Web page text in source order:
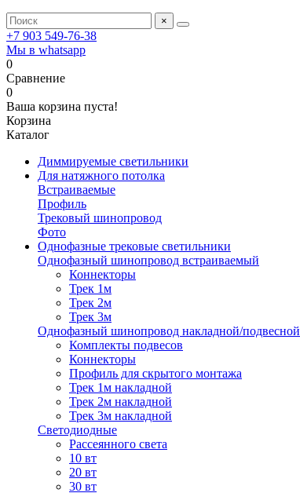
×
+7 903 549-76-38
Мы в whatsapp
0
Сравнение
0
Ваша корзина пуста!
Корзина
Каталог
Диммируемые светильники
Для натяжного потолка
Встраиваемые
Профиль
Трековый шинопровод
Фото
Однофазные трековые светильники
Однофазный шинопровод встраиваемый
Коннекторы
Трек 1м
Трек 2м
Трек 3м
Однофазный шинопровод накладной/подвесной
Комплекты подвесов
Коннекторы
Профиль для скрытого монтажа
Трек 1м накладной
Трек 2м накладной
Трек 3м накладной
Светодиодные
Рассеянного света
10 вт
20 вт
30 вт